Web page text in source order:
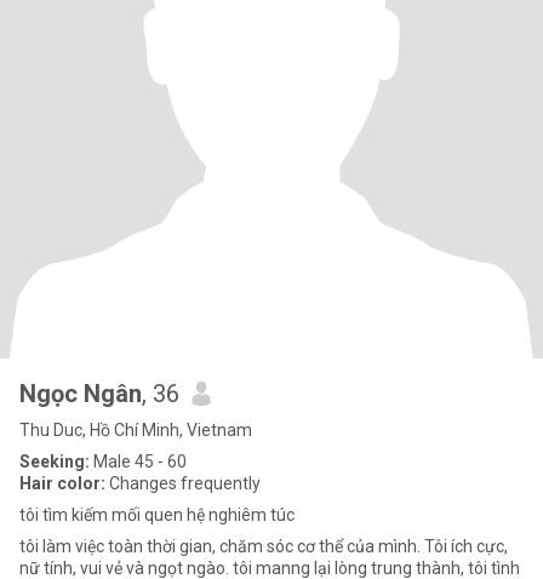
Ngọc Ngân, 36
Thu Duc, Hồ Chí Minh, Vietnam
Seeking: Male 45 - 60
Hair color: Changes frequently
tôi tìm kiếm mối quen hệ nghiêm túc
tôi làm việc toàn thời gian, chăm sóc cơ thể của mình. Tôi ích cực,
nữ tính, vui vẻ và ngọt ngào. tôi manng lại lòng trung thành, tôi tình